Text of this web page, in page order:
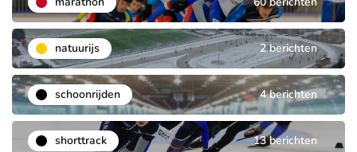
natuurijs 2 berichten
schoonrijden 4 berichten
shorttrack 13 berichten